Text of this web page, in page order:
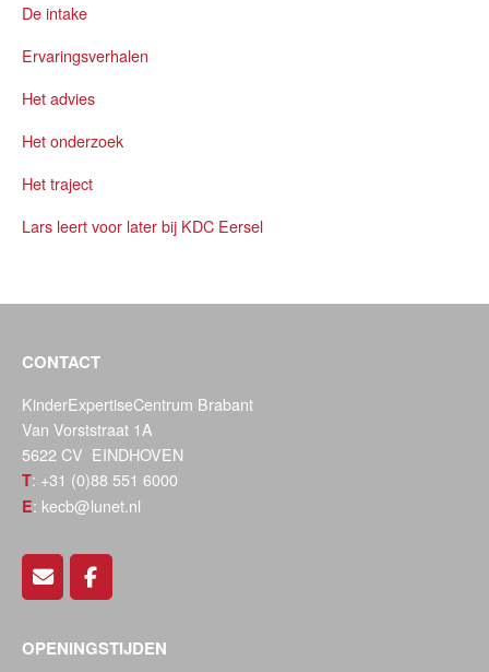
De intake
Ervaringsverhalen
Het advies
Het onderzoek
Het traject
Lars leert voor later bij KDC Eersel
CONTACT
KinderExpertiseCentrum Brabant
Van Vorststraat 1A
5622 CV EINDHOVEN
T: +31 (0)88 551 6000
E: kecb@lunet.nl
OPENINGSTIJDEN